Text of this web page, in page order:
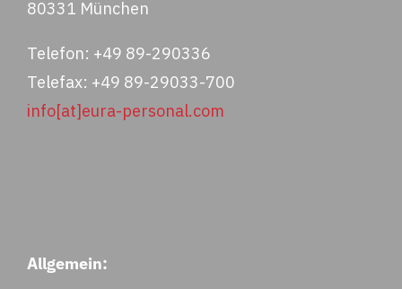
80331 München
Telefon: +49 89-290336
Telefax: +49 89-29033-700
info[at]eura-personal.com
Allgemein: